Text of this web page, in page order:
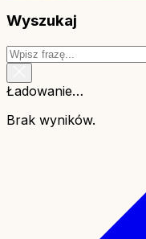
Wyszukaj
Ładowanie…
Brak wyników.